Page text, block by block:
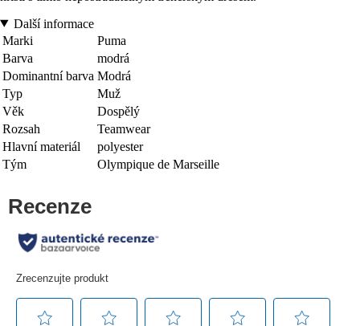
Další informace
Marki
Puma
Barva
modrá
Dominantní barva Modrá
Typ
Muž
Věk
Dospělý
Rozsah
Teamwear
Hlavní materiál
polyester
Tým
Olympique de Marseille